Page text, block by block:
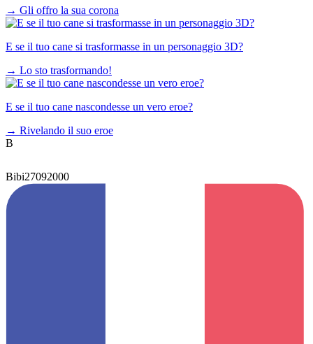
→ Gli offro la sua corona
E se il tuo cane si trasformasse in un personaggio 3D?
→ Lo sto trasformando!
E se il tuo cane nascondesse un vero eroe?
→ Rivelando il suo eroe
B
Bibi27092000